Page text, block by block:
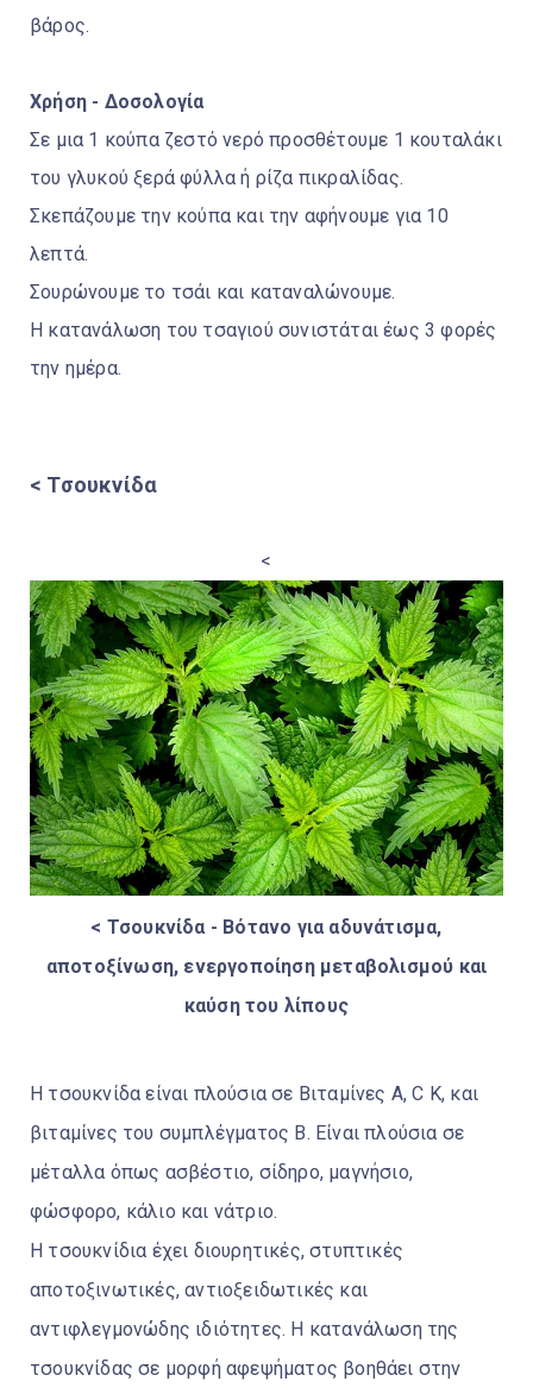
βάρος.
Χρήση - Δοσολογία
Σε μια 1 κούπα ζεστό νερό προσθέτουμε 1 κουταλάκι
του γλυκού ξερά φύλλα ή ρίζα πικραλίδας.
Σκεπάζουμε την κούπα και την αφήνουμε για 10
λεπτά.
Σουρώνουμε το τσάι και καταναλώνουμε.
Η κατανάλωση του τσαγιού συνιστάται έως 3 φορές
την ημέρα.
< Τσουκνίδα
<
< Τσουκνίδα - Βότανο για αδυνάτισμα,
αποτοξίνωση, ενεργοποίηση μεταβολισμού και
καύση του λίπους
Η τσουκνίδα είναι πλούσια σε Βιταμίνες A, C Κ, και
βιταμίνες του συμπλέγματος Β. Είναι πλούσια σε
μέταλλα όπως ασβέστιο, σίδηρο, μαγνήσιο,
φώσφορο, κάλιο και νάτριο.
Η τσουκνίδια έχει διουρητικές, στυπτικές
αποτοξινωτικές, αντιοξειδωτικές και
αντιφλεγμονώδης ιδιότητες. Η κατανάλωση της
τσουκνίδας σε μορφή αφεψήματος βοηθάει στην